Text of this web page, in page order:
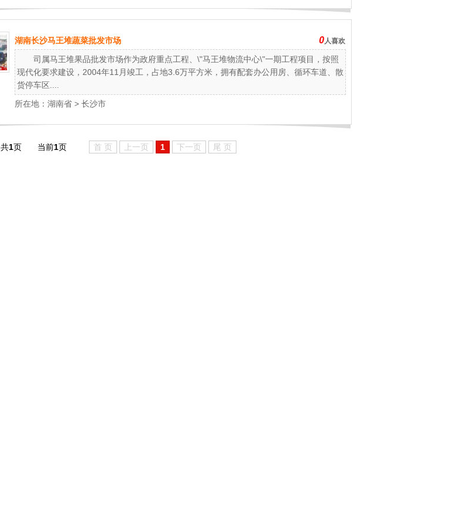
湖南长沙马王堆蔬菜批发市场 0人喜欢
司属马王堆果品批发市场作为政府重点工程、\"马王堆物流中心\"一期工程项目，按照
现代化要求建设，2004年11月竣工，占地3.6万平方米，拥有配套办公用房、循环车道、散
货停车区....
所在地： 湖南省 > 长沙市
共1页 当前1页 首 页 上一页 1 下一页 尾 页